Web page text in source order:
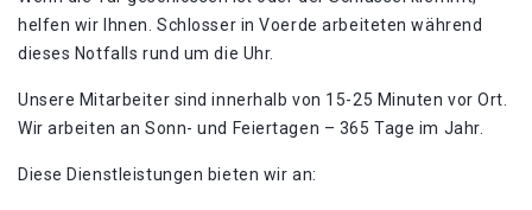
helfen wir Ihnen. Schlosser in Voerde arbeiteten während
dieses Notfalls rund um die Uhr.
Unsere Mitarbeiter sind innerhalb von 15-25 Minuten vor Ort.
Wir arbeiten an Sonn- und Feiertagen – 365 Tage im Jahr.
Diese Dienstleistungen bieten wir an: